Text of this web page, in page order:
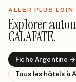
ALLER PLUS LOIN
Explorer
CALAFATE.
Fiche Argentine →
Tous les hôtels à